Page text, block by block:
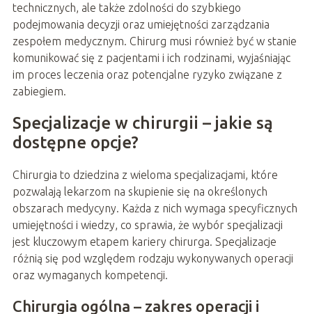
technicznych, ale także zdolności do szybkiego
podejmowania decyzji oraz umiejętności zarządzania
zespołem medycznym. Chirurg musi również być w stanie
komunikować się z pacjentami i ich rodzinami, wyjaśniając
im proces leczenia oraz potencjalne ryzyko związane z
zabiegiem.
Specjalizacje w chirurgii – jakie są
dostępne opcje?
Chirurgia to dziedzina z wieloma specjalizacjami, które
pozwalają lekarzom na skupienie się na określonych
obszarach medycyny. Każda z nich wymaga specyficznych
umiejętności i wiedzy, co sprawia, że wybór specjalizacji
jest kluczowym etapem kariery chirurga. Specjalizacje
różnią się pod względem rodzaju wykonywanych operacji
oraz wymaganych kompetencji.
Chirurgia ogólna – zakres operacji i